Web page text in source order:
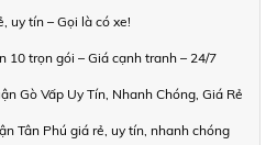
uy tín – Gọi là có xe!
10 trọn gói – Giá cạnh tranh – 24/7
Gò Vấp Uy Tín, Nhanh Chóng, Giá Rẻ
Tân Phú giá rẻ, uy tín, nhanh chóng